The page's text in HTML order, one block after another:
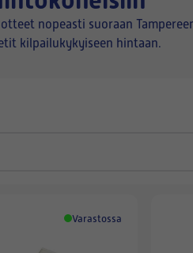
nopeasti suoraan
kilpailukykyiseen hintaan.
Varastossa